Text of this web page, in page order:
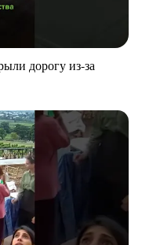
дорогу из-за